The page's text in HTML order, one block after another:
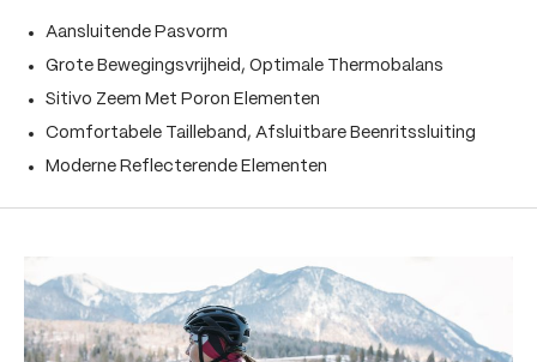
Aansluitende Pasvorm
Grote Bewegingsvrijheid, Optimale Thermobalans
Sitivo Zeem Met Poron Elementen
Comfortabele Tailleband, Afsluitbare Beenritssluiting
Moderne Reflecterende Elementen